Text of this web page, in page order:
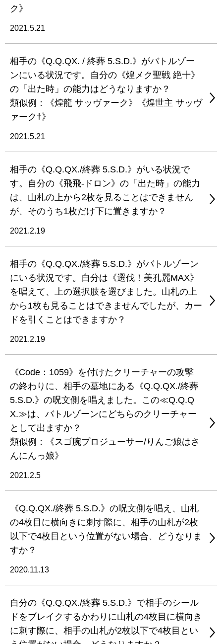
ク》
2021.5.21
相手の《Q.Q.QX. / 終葬 5.S.D.》がバトルゾー
ンにいる状況です。自分の《煌メク聖戦 絶十》
の「出た時」の能力はどうなりますか？
類似例：《煌龍 サッヴァーク》《煌世主 サッヴ
ァーク†》
2021.5.21
相手の《Q.Q.QX./終葬 5.S.D.》がいる状況で
す。自分の《飛飛-ドロン》の「出た時」の能力
は、山札の上から2枚を見ることはできません
が、そのうち1枚だけ下に置きますか？
2021.2.19
相手の《Q.Q.QX./終葬 5.S.D.》がバトルゾーン
にいる状況です。自分は《選伐！美孔麗MAX》
を唱えて、上の選択肢を選びました。山札の上
から1枚も見ることはできませんでしたが、カー
ドを引くことはできますか？
2021.2.19
《Code：1059》を付けたクリーチャーの攻撃
の終わりに、相手の墓地にある《Q.Q.QX./終葬
5.S.D.》の呪文側を唱えました。この≪Q.Q.Q
X.≫は、バトルゾーンにどちらのクリーチャー
として出ますか？
類似例：《スゴ腕プロジューサー/りんご娘はさ
んにんっ娘》
2021.2.5
《Q.Q.QX./終葬 5.S.D.》の呪文側を唱え、山札
の4枚目に横向きに刺す際に、相手の山札が2枚
以下で4枚目という位置がない場合、どうなりま
すか？
2020.11.13
自分の《Q.Q.QX./終葬 5.S.D.》で相手のシール
ドをブレイクするかわりに山札の4枚目に横向き
に刺す際に、相手の山札が2枚以下で4枚目とい